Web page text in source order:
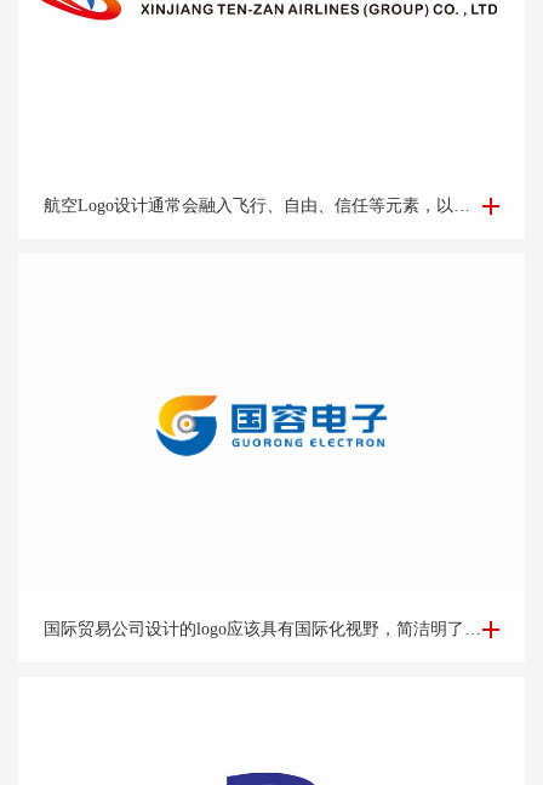
航空Logo设计-集团公司logo设计-logo设计公司 航空Logo设计通常会融入飞行、自由、信任等元素，以及公司的标志性色彩和字体，让人一眼就能联想到该航空公司。
国际贸易Logo设计-外贸公司logo设计-logo设计公司